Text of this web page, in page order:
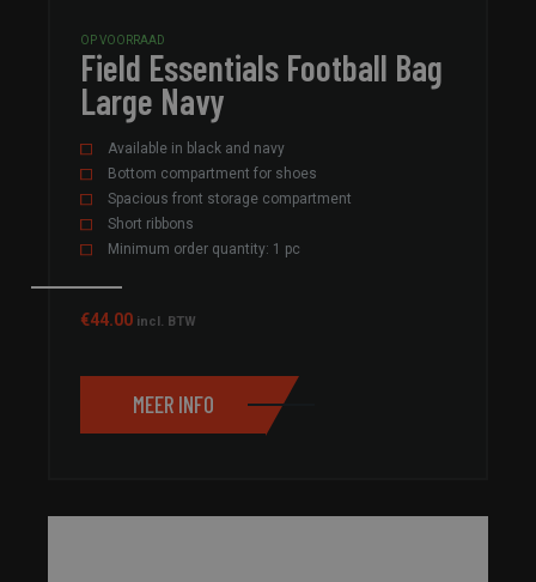
OP VOORRAAD
Field Essentials Football Bag
Large Navy
Available in black and navy
Bottom compartment for shoes
Spacious front storage compartment
Short ribbons
Minimum order quantity: 1 pc
€44.00 incl. BTW
MEER INFO